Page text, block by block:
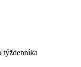
týždenníka